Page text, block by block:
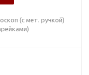
(с мет. ручкой)